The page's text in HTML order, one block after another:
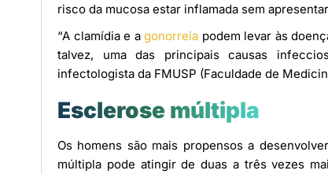
risco da mucosa estar inflamada sem
“A clamídia e agonorreia podem levar às
talvez, uma das principais causas
infectologista da FMUSP (Faculdade de
Esclerose múltipla
Os homens são mais propensos a
múltipla pode atingir de duas a três vezes